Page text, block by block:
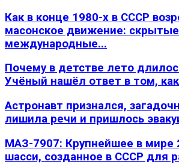
Как в конце 1980-х в СССР
масонское движение:
международные...
Почему в детстве лето
Учёный нашёл ответ в том,
Астронавт признался,
лишила речи и пришлось
МАЗ-7907: Крупнейшее в мире
шасси, созданное в СССР для